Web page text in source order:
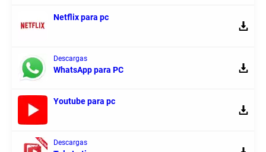
Netflix para pc
Descargas
WhatsApp para PC
Youtube para pc
Descargas